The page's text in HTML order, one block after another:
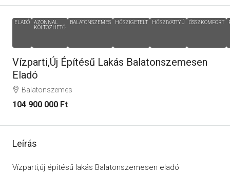
ELADÓ
AZONNAL
KÖLTÖZHETŐ
BALATONSZEMES HŐSZIGETELT HŐSZIVATTYÚ ÖSSZKOMFORT
Vízparti,új Építésű Lakás Balatonszemesen
Eladó
Balatonszemes
104 900 000 Ft
Leírás
Vízparti,új építésű lakás Balatonszemesen eladó